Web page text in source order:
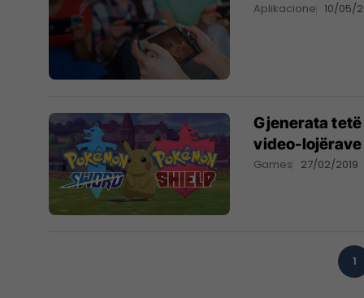
Aplikacione 10/05/
Gjenerata
video-
Games 27/02/2019
1